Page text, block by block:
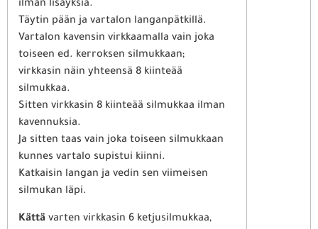
ilman lisäyksiä.
Täytin pään ja vartalon langanpätkillä.
Vartalon kavensin virkkaamalla vain joka
toiseen ed. kerroksen silmukkaan;
virkkasin näin yhteensä 8 kiinteää
silmukkaa.
Sitten virkkasin 8 kiinteää silmukkaa ilman
kavennuksia.
Ja sitten taas vain joka toiseen silmukkaan
kunnes vartalo supistui kiinni.
Katkaisin langan ja vedin sen viimeisen
silmukan läpi.
Kättä varten virkkasin 6 ketjusilmukkaa,